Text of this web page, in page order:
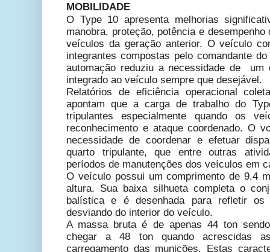
MOBILIDADE
O Type 10 apresenta melhorias
manobra, proteção, potência e
veículos da geração anterior. O veículo
integrantes compostas pelo comandante
automação reduziu a necessidade de um
integrado ao veículo sempre que desejável.
Relatórios de eficiência operacional
apontam que a carga de trabalho do
tripulantes especialmente quando os
reconhecimento e ataque coordenado. O
necessidade de coordenar e efetuar
quarto tripulante, que entre outras
períodos de manutenções dos veículos em
O veículo possui um comprimento de 9.4
altura. Sua baixa silhueta completa o
balística e é desenhada para refletir os
desviando do interior do veículo.
A massa bruta é de apenas 44 ton
chegar a 48 ton quando acrescidas
carregamento das munições. Estas